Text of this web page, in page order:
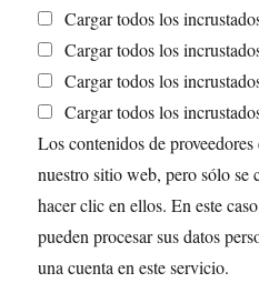
Cargar todos los
Cargar todos los
Cargar todos los
Cargar todos los
Los contenidos de
nuestro sitio web, pero sólo se
hacer clic en ellos. En este
pueden procesar sus datos
una cuenta en este servicio.